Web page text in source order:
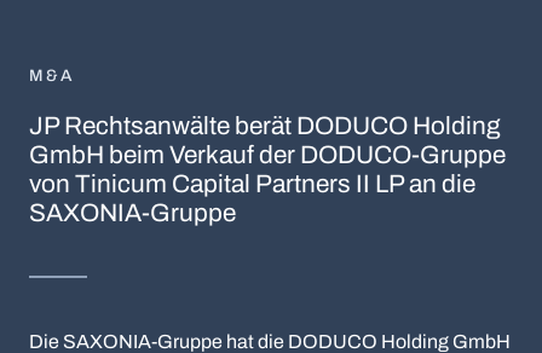
M&A
JP Rechtsanwälte berät DODUCO Holding
GmbH beim Verkauf der DODUCO-Gruppe
von Tinicum Capital Partners II LP an die
SAXONIA-Gruppe
Die SAXONIA-Gruppe hat die DODUCO Holding GmbH